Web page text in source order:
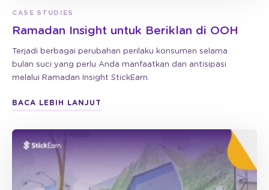
CASE STUDIES
Ramadan Insight untuk Beriklan di OOH
Terjadi berbagai perubahan perilaku konsumen selama
bulan suci yang perlu Anda manfaatkan dan antisipasi
melalui Ramadan Insight StickEarn.
BACA LEBIH LANJUT